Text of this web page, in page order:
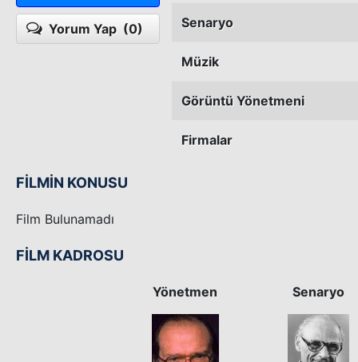
Yorum Yap (0) Senaryo
Müzik
Görüntü Yönetmeni
Firmalar
FİLMİN KONUSU
Film Bulunamadı
FİLM KADROSU
Yönetmen Senaryo